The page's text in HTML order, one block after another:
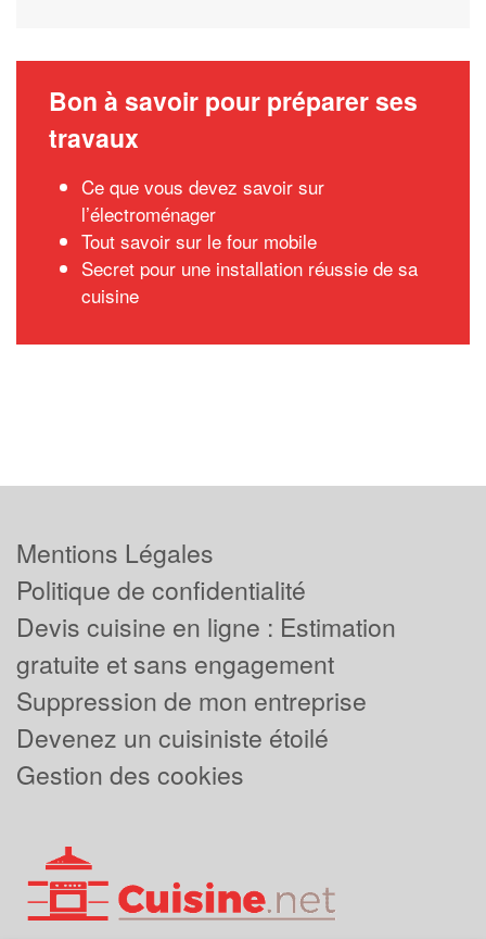
Bon à savoir pour préparer ses
travaux
Ce que vous devez savoir sur
l’électroménager
Tout savoir sur le four mobile
Secret pour une installation réussie de sa
cuisine
Mentions Légales
Politique de confidentialité
Devis cuisine en ligne : Estimation
gratuite et sans engagement
Suppression de mon entreprise
Devenez un cuisiniste étoilé
Gestion des cookies